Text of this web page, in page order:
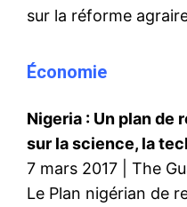
sur la réforme
Économie
Nigeria : Un plan de
sur la science, la
7 mars 2017 | The
Le Plan nigérian de